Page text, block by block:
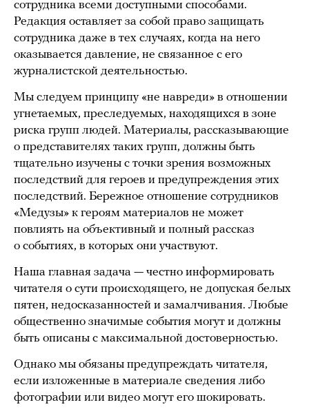
сотрудника всеми доступными способами.
Редакция оставляет за собой право защищать
сотрудника даже в тех случаях, когда на него
оказывается давление, не связанное с его
журналистской деятельностью.
Мы следуем принципу «не навреди» в отношении
угнетаемых, преследуемых, находящихся в зоне
риска групп людей. Материалы, рассказывающие
о представителях таких групп, должны быть
тщательно изучены с точки зрения возможных
последствий для героев и предупреждения этих
последствий. Бережное отношение сотрудников
«Медузы» к героям материалов не может
повлиять на объективный и полный рассказ
о событиях, в которых они участвуют.
Наша главная задача — честно информировать
читателя о сути происходящего, не допуская белых
пятен, недосказанностей и замалчивания. Любые
общественно значимые события могут и должны
быть описаны с максимальной достоверностью.
Однако мы обязаны предупреждать читателя,
если изложенные в материале сведения либо
фотографии или видео могут его шокировать.